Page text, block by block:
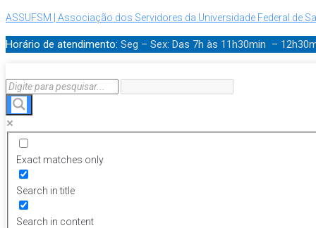
ASSUFSM | Associação dos Servidores da Universidade Federal de
Horário de atendimento: Seg – Sex: Das 7h às 11h30min –
Exact matches only
Search in title
Search in content